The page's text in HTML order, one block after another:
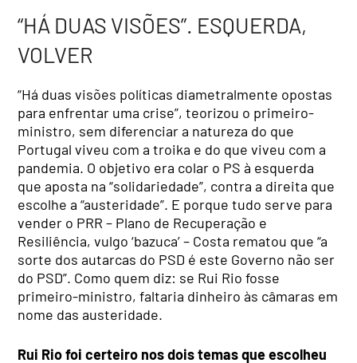
“HÁ DUAS VISÕES”. ESQUERDA,
VOLVER
“Há duas visões políticas diametralmente opostas
para enfrentar uma crise”, teorizou o primeiro-
ministro, sem diferenciar a natureza do que
Portugal viveu com a troika e do que viveu com a
pandemia. O objetivo era colar o PS à esquerda
que aposta na “solidariedade”, contra a direita que
escolhe a “austeridade”. E porque tudo serve para
vender o PRR – Plano de Recuperação e
Resiliência, vulgo ‘bazuca’ – Costa rematou que “a
sorte dos autarcas do PSD é este Governo não ser
do PSD”. Como quem diz: se Rui Rio fosse
primeiro-ministro, faltaria dinheiro às câmaras em
nome das austeridade.
Rui Rio foi certeiro nos dois temas que escolheu